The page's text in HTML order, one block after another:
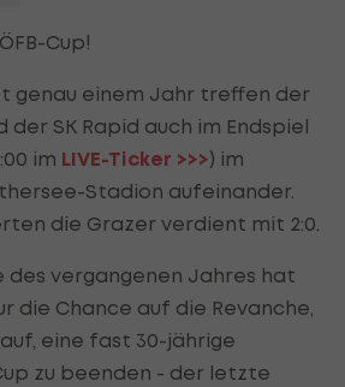
Cup!
genau einem Jahr treffen der
der SK Rapid auch im Endspiel
im LIVE-Ticker >>>) im
Stadion aufeinander.
die Grazer verdient mit 2:0.
des vergangenen Jahres hat
die Chance auf die Revanche,
eine fast 30-jährige
zu beenden - der letzte